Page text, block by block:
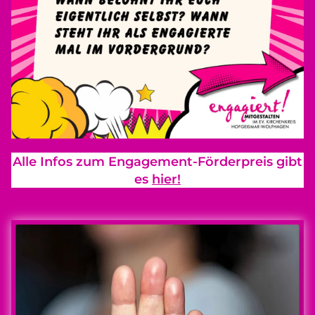
Alle Infos zum Engagement-Förderpreis gibt
es hier!